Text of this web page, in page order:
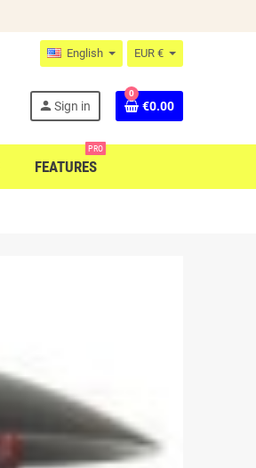
English EUR €
person Sign in
0
€0.00
FEATURES
PRO